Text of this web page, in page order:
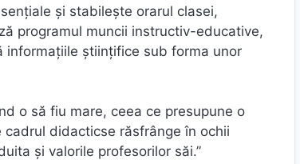
şi stabilește orarul clasei,
programul muncii instructiv-educative,
informaţiile ştiinţifice sub forma unor
o să fiu mare, ceea ce presupune o
didacticse răsfrânge în ochii
și valorile profesorilor săi.”